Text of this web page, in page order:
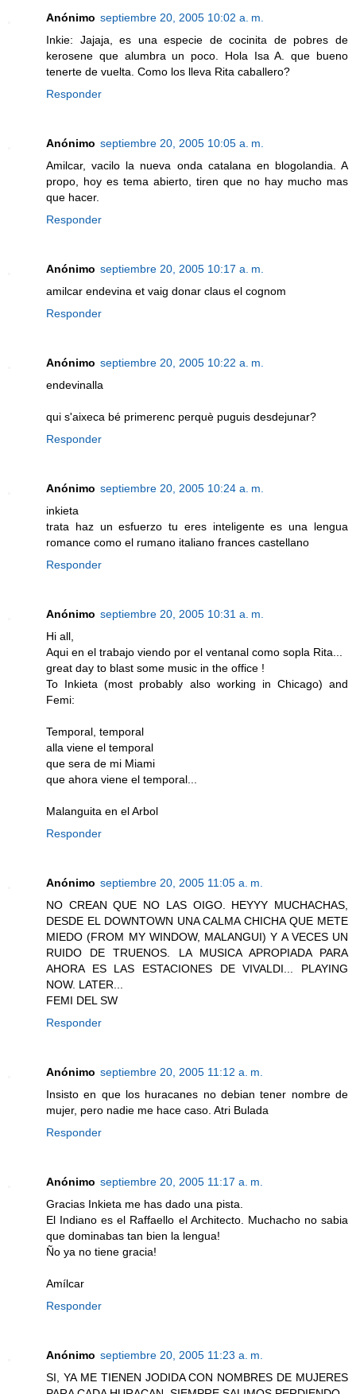
Anónimo septiembre 20, 2005 10:02 a. m.
Inkie: Jajaja, es una especie de cocinita de pobres de
kerosene que alumbra un poco. Hola Isa A. que bueno
tenerte de vuelta. Como los lleva Rita caballero?
Responder
Anónimo septiembre 20, 2005 10:05 a. m.
Amilcar, vacilo la nueva onda catalana en blogolandia. A
propo, hoy es tema abierto, tiren que no hay mucho mas
que hacer.
Responder
Anónimo septiembre 20, 2005 10:17 a. m.
amilcar endevina et vaig donar claus el cognom
Responder
Anónimo septiembre 20, 2005 10:22 a. m.
endevinalla
qui s'aixeca bé primerenc perquè puguis desdejunar?
Responder
Anónimo septiembre 20, 2005 10:24 a. m.
inkieta
trata haz un esfuerzo tu eres inteligente es una lengua
romance como el rumano italiano frances castellano
Responder
Anónimo septiembre 20, 2005 10:31 a. m.
Hi all,
Aqui en el trabajo viendo por el ventanal como sopla Rita...
great day to blast some music in the office !
To Inkieta (most probably also working in Chicago) and
Femi:
Temporal, temporal
alla viene el temporal
que sera de mi Miami
que ahora viene el temporal...
Malanguita en el Arbol
Responder
Anónimo septiembre 20, 2005 11:05 a. m.
NO CREAN QUE NO LAS OIGO. HEYYY MUCHACHAS,
DESDE EL DOWNTOWN UNA CALMA CHICHA QUE METE
MIEDO (FROM MY WINDOW, MALANGUI) Y A VECES UN
RUIDO DE TRUENOS. LA MUSICA APROPIADA PARA
AHORA ES LAS ESTACIONES DE VIVALDI... PLAYING
NOW. LATER...
FEMI DEL SW
Responder
Anónimo septiembre 20, 2005 11:12 a. m.
Insisto en que los huracanes no debian tener nombre de
mujer, pero nadie me hace caso. Atri Bulada
Responder
Anónimo septiembre 20, 2005 11:17 a. m.
Gracias Inkieta me has dado una pista.
El Indiano es el Raffaello el Architecto. Muchacho no sabia
que dominabas tan bien la lengua!
Ño ya no tiene gracia!
Amílcar
Responder
Anónimo septiembre 20, 2005 11:23 a. m.
SI, YA ME TIENEN JODIDA CON NOMBRES DE MUJERES